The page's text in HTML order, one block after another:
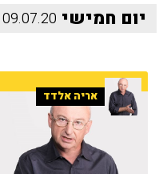
יום חמישי 09.07.20
אריה אלדד